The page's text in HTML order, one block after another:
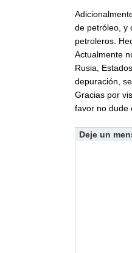
de petróleo, y
petroleros.
Actualmente
Rusia,
depuración,
Gracias por
favor no dude
Deje un